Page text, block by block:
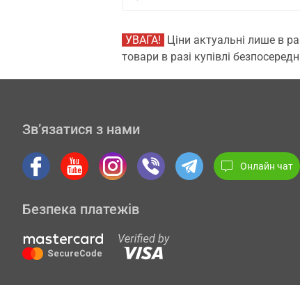
УВАГА! Ціни актуальні лише в
товари в разі купівлі
Зв’язатися з нами
Онлайн чат
Безпека платежів